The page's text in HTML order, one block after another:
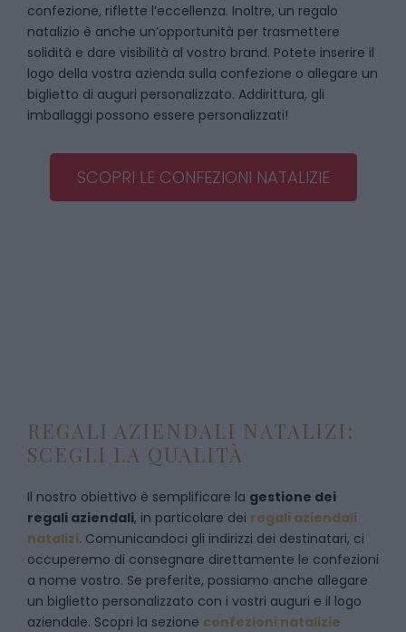
confezione, riflette l’eccellenza. Inoltre, un regalo
natalizio è anche un’opportunità per trasmettere
solidità e dare visibilità al vostro brand. Potete inserire il
logo della vostra azienda sulla confezione o allegare un
biglietto di auguri personalizzato. Addirittura, gli
imballaggi possono essere personalizzati!
SCOPRI LE CONFEZIONI NATALIZIE
REGALI AZIENDALI NATALIZI:
SCEGLI LA QUALITÀ
Il nostro obiettivo è semplificare la gestione dei
regali aziendali, in particolare dei regali aziendali
natalizi. Comunicandoci gli indirizzi dei destinatari, ci
occuperemo di consegnare direttamente le confezioni
a nome vostro. Se preferite, possiamo anche allegare
un biglietto personalizzato con i vostri auguri e il logo
aziendale. Scopri la sezione confezioni natalizie